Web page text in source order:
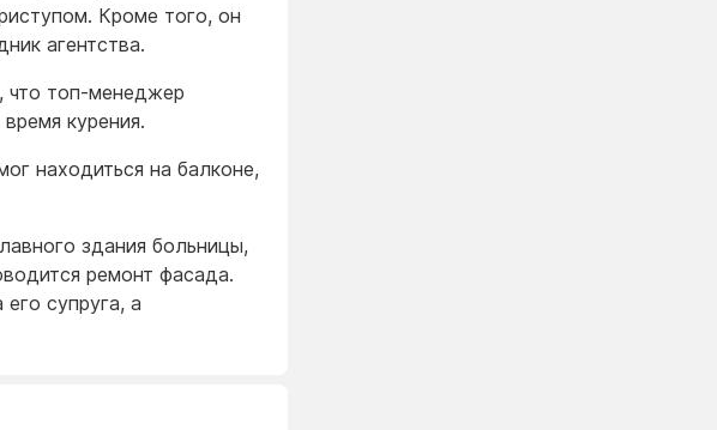
Кроме того, он
агентства.
что топ-менеджер
курения.
находиться на балконе,
здания больницы,
ремонт фасада.
супруга, а